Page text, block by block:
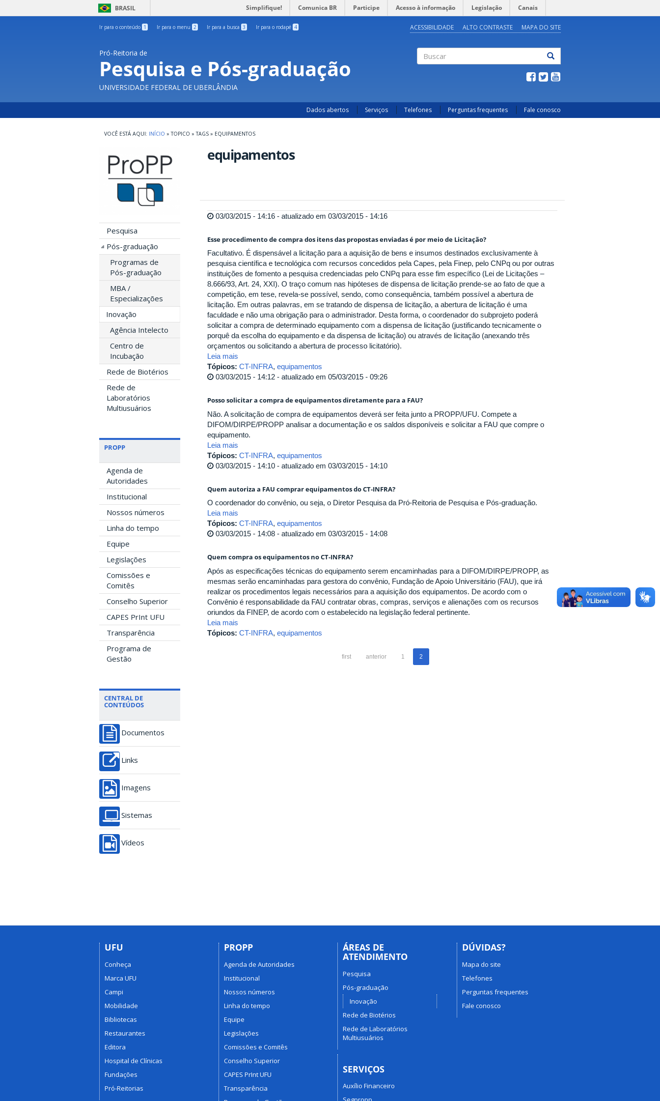
BRASIL Simplifique! Comunica BR Participe Acesso à informação Legislação Canais
Ir para o conteúdo 1 Ir para o menu 2 Ir para a busca 3 Ir para o rodapé 4 ACESSIBILIDADE ALTO CONTRASTE MAPA DO SITE
Pró-Reitoria de
Pesquisa e Pós-graduação
UNIVERSIDADE FEDERAL DE UBERLÂNDIA
Dados abertos Serviços Telefones Perguntas frequentes Fale conosco
INÍCIO » TOPICO » TAGS » EQUIPAMENTOS
Pesquisa
Pós-graduação
Programas de
Pós-graduação
MBA /
Especializações
Inovação
Agência Intelecto
Centro de
Incubação
Rede de Biotérios
Rede de
Laboratórios
Multiusuários
PROPP
Agenda de
Autoridades
Institucional
Nossos números
Linha do tempo
Equipe
Legislações
Comissões e
Comitês
Conselho Superior
CAPES PrInt UFU
Transparência
Programa de
Gestão
CENTRAL DE
CONTEÚDOS
Documentos
Links
Imagens
Sistemas
Vídeos
equipamentos
03/03/2015 - 14:16 - atualizado em 03/03/2015 - 14:16
Esse procedimento de compra dos itens das propostas enviadas é por meio de Licitação?
Facultativo. É dispensável a licitação para a aquisição de bens e insumos destinados exclusivamente à
pesquisa científica e tecnológica com recursos concedidos pela Capes, pela Finep, pelo CNPq ou por outras
instituições de fomento a pesquisa credenciadas pelo CNPq para esse fim específico (Lei de Licitações –
8.666/93, Art. 24, XXI). O traço comum nas hipóteses de dispensa de licitação prende-se ao fato de que a
competição, em tese, revela-se possível, sendo, como consequência, também possível a abertura de
licitação. Em outras palavras, em se tratando de dispensa de licitação, a abertura de licitação é uma
faculdade e não uma obrigação para o administrador. Desta forma, o coordenador do subprojeto poderá
solicitar a compra de determinado equipamento com a dispensa de licitação (justificando tecnicamente o
porquê da escolha do equipamento e da dispensa de licitação) ou através de licitação (anexando três
orçamentos ou solicitando a abertura de processo licitatório).
Leia mais
Tópicos: CT-INFRA, equipamentos
03/03/2015 - 14:12 - atualizado em 05/03/2015 - 09:26
Posso solicitar a compra de equipamentos diretamente para a FAU?
Não. A solicitação de compra de equipamentos deverá ser feita junto a PROPP/UFU. Compete a
DIFOM/DIRPE/PROPP analisar a documentação e os saldos disponíveis e solicitar a FAU que compre o
equipamento.
Leia mais
Tópicos: CT-INFRA, equipamentos
03/03/2015 - 14:10 - atualizado em 03/03/2015 - 14:10
Quem autoriza a FAU comprar equipamentos do CT-INFRA?
O coordenador do convênio, ou seja, o Diretor Pesquisa da Pró-Reitoria de Pesquisa e Pós-graduação.
Leia mais
Tópicos: CT-INFRA, equipamentos
03/03/2015 - 14:08 - atualizado em 03/03/2015 - 14:08
Quem compra os equipamentos no CT-INFRA?
Após as especificações técnicas do equipamento serem encaminhadas para a DIFOM/DIRPE/PROPP, as
mesmas serão encaminhadas para gestora do convênio, Fundação de Apoio Universitário (FAU), que irá
realizar os procedimentos legais necessários para a aquisição dos equipamentos. De acordo com o
Convênio é responsabilidade da FAU contratar obras, compras, serviços e alienações com os recursos
oriundos da FINEP, de acordo com o estabelecido na legislação federal pertinente.
Leia mais
Tópicos: CT-INFRA, equipamentos
first anterior 1 2
UFU
Conheça
Marca UFU
Campi
Mobilidade
Bibliotecas
Restaurantes
Editora
Hospital de Clínicas
Fundações
Pró-Reitorias
PROPP
Agenda de Autoridades
Institucional
Nossos números
Linha do tempo
Equipe
Legislações
Comissões e Comitês
Conselho Superior
CAPES PrInt UFU
Transparência
ÁREAS DE
ATENDIMENTO
Pesquisa
Pós-graduação
Inovação
Rede de Biotérios
Rede de Laboratórios
Multiusuários
SERVIÇOS
Auxílio Financeiro
DÚVIDAS?
Mapa do site
Telefones
Perguntas frequentes
Fale conosco